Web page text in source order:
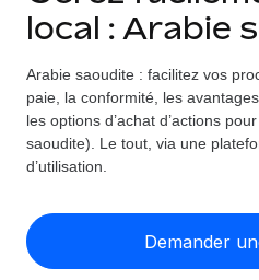
EMPLOI À L’INTERNATIONAL
Paie multipays
Gérez la paie facilement
Employer of record
Développez-vous à
Pilotage 360 des
Solutions
COUVERTURE MONDIALE
Explorateur de pays
Toutes les informations sur
pays par pays
Explorateur des États-
Simplifiez l’embauche à
États-Unis
Ressources
OUTILS & CALCULATEURS
Outil de calcul du
Calculateur du coût
Tarification
local : Arabie
Arabie saoudite : facilitez vos
paie, la conformité, les
les options d’achat d’actions
saoudite). Le tout, via une
d’utilisation.
Demander